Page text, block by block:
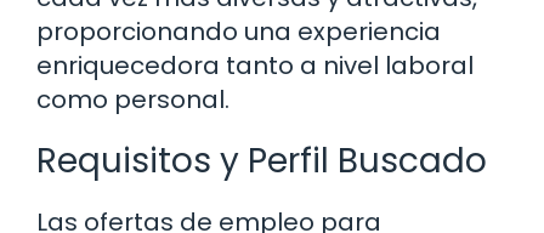
proporcionando una experiencia
enriquecedora tanto a nivel laboral
como personal.
Requisitos y Perfil Buscado
Las ofertas de empleo para